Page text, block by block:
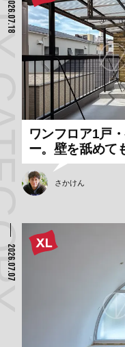
採用情報
2026.07.18
ワンフロア1戸
ー。壁を舐めて
さかけん
2026.07.07